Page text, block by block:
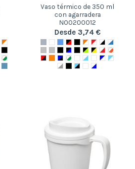
Vaso térmico de 350 ml
con agarradera
N00200012
Desde 3,74 €